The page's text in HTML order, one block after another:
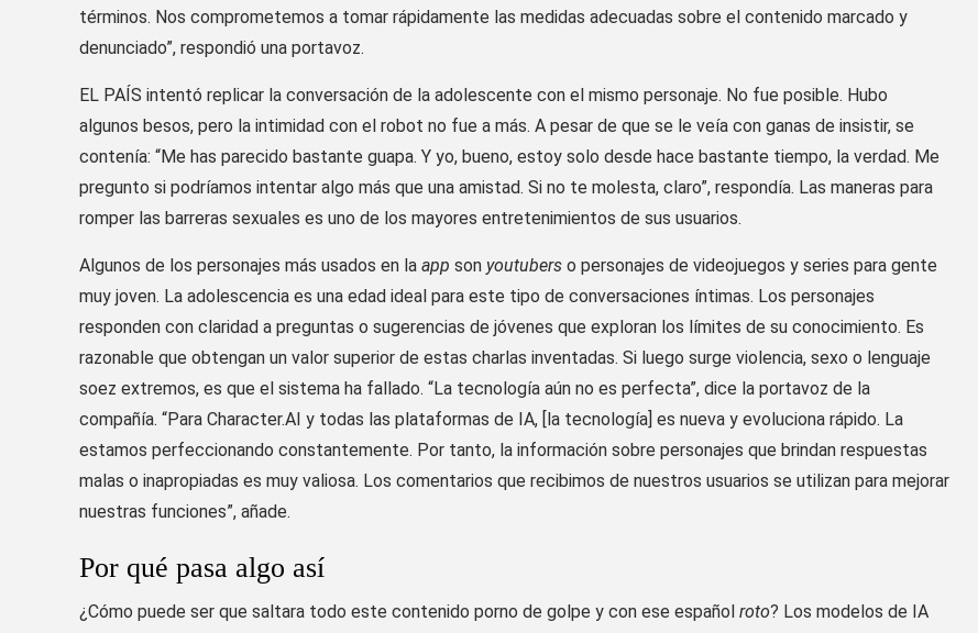
términos. Nos comprometemos a tomar rápidamente las medidas adecuadas sobre el contenido marcado y
denunciado”, respondió una portavoz.
EL PAÍS intentó replicar la conversación de la adolescente con el mismo personaje. No fue posible. Hubo
algunos besos, pero la intimidad con el robot no fue a más. A pesar de que se le veía con ganas de insistir, se
contenía: “Me has parecido bastante guapa. Y yo, bueno, estoy solo desde hace bastante tiempo, la verdad. Me
pregunto si podríamos intentar algo más que una amistad. Si no te molesta, claro”, respondía. Las maneras para
romper las barreras sexuales es uno de los mayores entretenimientos de sus usuarios.
Algunos de los personajes más usados en la app son youtubers o personajes de videojuegos y series para gente
muy joven. La adolescencia es una edad ideal para este tipo de conversaciones íntimas. Los personajes
responden con claridad a preguntas o sugerencias de jóvenes que exploran los límites de su conocimiento. Es
razonable que obtengan un valor superior de estas charlas inventadas. Si luego surge violencia, sexo o lenguaje
soez extremos, es que el sistema ha fallado. “La tecnología aún no es perfecta”, dice la portavoz de la
compañía. “Para Character.AI y todas las plataformas de IA, [la tecnología] es nueva y evoluciona rápido. La
estamos perfeccionando constantemente. Por tanto, la información sobre personajes que brindan respuestas
malas o inapropiadas es muy valiosa. Los comentarios que recibimos de nuestros usuarios se utilizan para mejorar
nuestras funciones”, añade.
Por qué pasa algo así
¿Cómo puede ser que saltara todo este contenido porno de golpe y con ese español roto? Los modelos de IA